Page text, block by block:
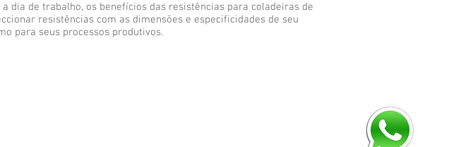
dia de trabalho, os benefícios das resistências para coladeiras de
resistências com as dimensões e especificidades de seu
para seus processos produtivos.